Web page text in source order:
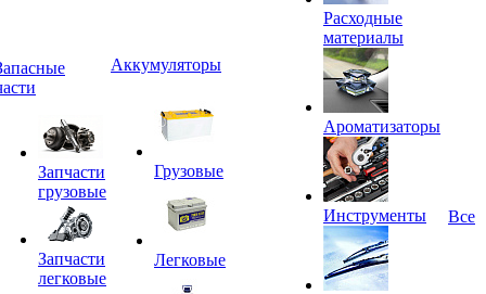
Запчасти
грузовые
Запчасти
легковые
Аккумуляторы
Грузовые
Легковые
Расходные
материалы
Ароматизаторы
Инструменты Все